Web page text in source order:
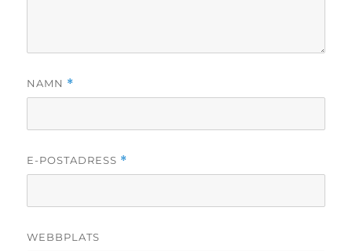
NAMN *
E-POSTADRESS *
WEBBPLATS